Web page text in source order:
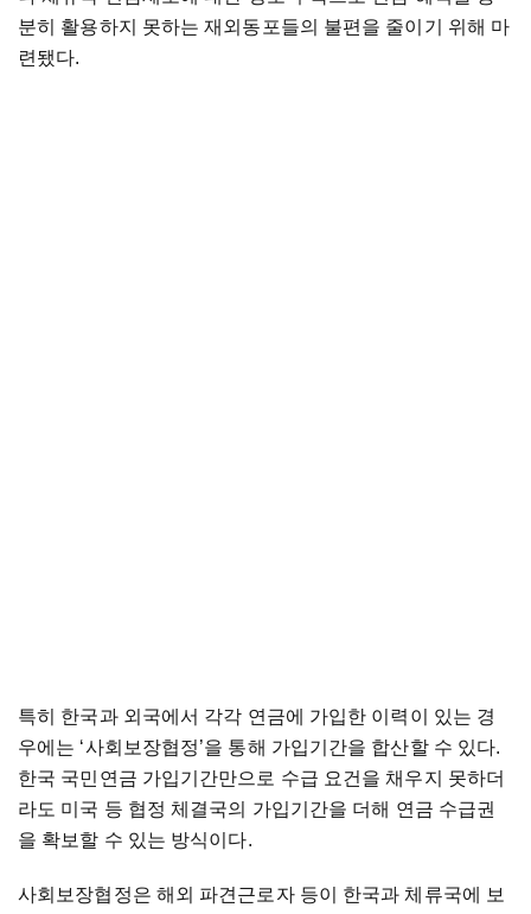
분히 활용하지 못하는 재외동포들의 불편을 줄이기 위해 마
련됐다.
특히 한국과 외국에서 각각 연금에 가입한 이력이 있는 경
우에는 ‘사회보장협정’을 통해 가입기간을 합산할 수 있다.
한국 국민연금 가입기간만으로 수급 요건을 채우지 못하더
라도 미국 등 협정 체결국의 가입기간을 더해 연금 수급권
을 확보할 수 있는 방식이다.
사회보장협정은 해외 파견근로자 등이 한국과 체류국에 보